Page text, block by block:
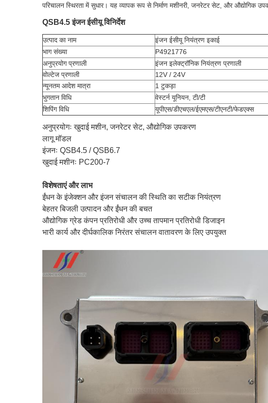
परिचालन स्थिरता में सुधार। यह व्यापक रूप से निर्माण मशीनरी, जनरेटर सेट, और औद्योगिक
QSB4.5 इंजन ईसीयू विनिर्देश
उत्पाद का नाम
इंजन ईसीयू नियंत्रण इकाई
भाग संख्या
P4921776
अनुप्रयोग प्रणाली
इंजन इलेक्ट्रॉनिक नियंत्रण प्रणाली
वोल्टेज प्रणाली
12V / 24V
न्यूनतम आदेश मात्रा
1 टुकड़ा
भुगतान विधि
वेस्टर्न यूनियन, टी/टी
शिपिंग विधि
यूपीएस/डीएचएल/ईएमएस/टीएनटी/फेडएक्स
अनुप्रयोगः खुदाई मशीन, जनरेटर सेट, औद्योगिक उपकरण
लागू मॉडल
इंजनः QSB4.5 / QSB6.7
खुदाई मशीनः PC200-7
विशेषताएं और लाभ
ईंधन के इंजेक्शन और इंजन संचालन की स्थिति का सटीक नियंत्रण
बेहतर बिजली उत्पादन और ईंधन की बचत
औद्योगिक ग्रेड कंपन प्रतिरोधी और उच्च तापमान प्रतिरोधी डिजाइन
भारी कार्य और दीर्घकालिक निरंतर संचालन वातावरण के लिए उपयुक्त